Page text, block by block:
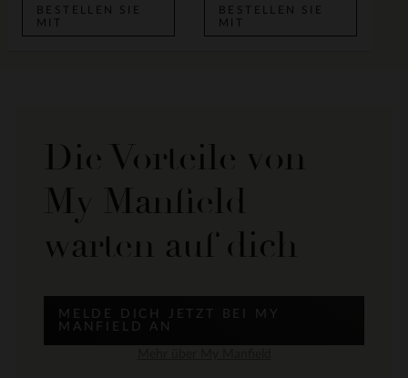
BESTELLEN SIE
MIT
BESTELLEN SIE
MIT
Die Vorteile von
My Manfield
warten auf dich
MELDE DICH JETZT BEI MY
MANFIELD AN